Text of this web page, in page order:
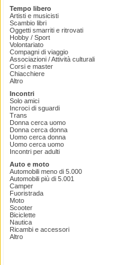
Tempo libero
Artisti e musicisti
Scambio libri
Oggetti smarriti e ritrovati
Hobby / Sport
Volontariato
Compagni di viaggio
Associazioni / Attività culturali
Corsi e master
Chiacchiere
Altro
Incontri
Solo amici
Incroci di sguardi
Trans
Donna cerca uomo
Donna cerca donna
Uomo cerca donna
Uomo cerca uomo
Incontri per adulti
Auto e moto
Automobili meno di 5.000
Automobili più di 5.001
Camper
Fuoristrada
Moto
Scooter
Biciclette
Nautica
Ricambi e accessori
Altro